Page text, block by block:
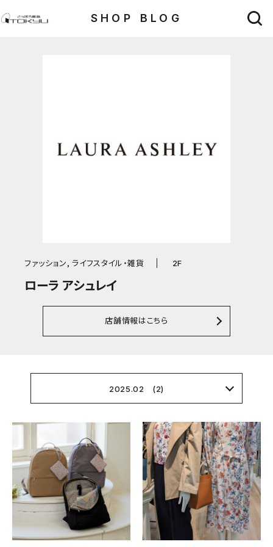
SHOP BLOG
ファッション, ライフスタイル・雑貨 2F
ローラ アシュレイ
店舗情報はこちら
2025.02 (2)